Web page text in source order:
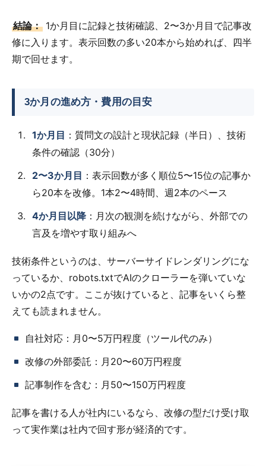
結論： 1か月目に記録と技術確認、2〜3か月目で記事改
修に入ります。表示回数の多い20本から始めれば、四半
期で回せます。
3か月の進め方・費用の目安
1か月目 ：質問文の設計と現状記録（半日）、技術
条件の確認（30分）
2〜3か月目 ：表示回数が多く順位5〜15位の記事か
ら20本を改修。1本2〜4時間、週2本のペース
4か月目以降 ：月次の観測を続けながら、外部での
言及を増やす取り組みへ
技術条件というのは、サーバーサイドレンダリングにな
っているか、robots.txtでAIのクローラーを弾いていな
いかの2点です。ここが抜けていると、記事をいくら整
えても読まれません。
自社対応：月0〜5万円程度（ツール代のみ）
改修の外部委託：月20〜60万円程度
記事制作を含む：月50〜150万円程度
記事を書ける人が社内にいるなら、改修の型だけ受け取
って実作業は社内で回す形が経済的です。